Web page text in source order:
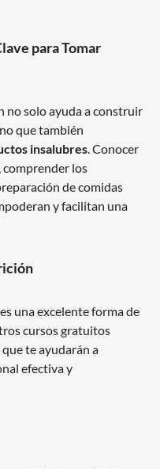
para Tomar
no solo ayuda a construir
que también
insalubres . Conocer
los
de comidas
y facilitan una
es una excelente forma de
cursos gratuitos
te ayudarán a
efectiva y